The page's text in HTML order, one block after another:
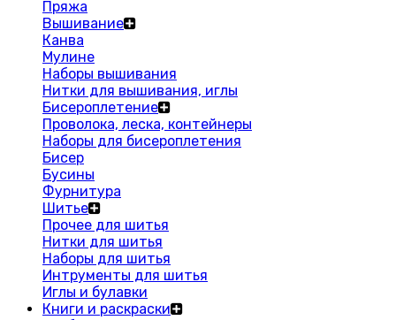
Пряжа
Вышивание
Канва
Мулине
Наборы вышивания
Нитки для вышивания, иглы
Бисероплетение
Проволока, леска, контейнеры
Наборы для бисероплетения
Бисер
Бусины
Фурнитура
Шитье
Прочее для шитья
Нитки для шитья
Наборы для шитья
Интрументы для шитья
Иглы и булавки
Книги и раскраски